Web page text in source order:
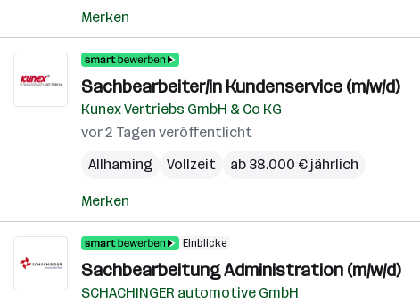
Merken
Sachbearbeiter/in Kundenservice (m/w/d)
Kunex Vertriebs GmbH & Co KG
vor 2 Tagen veröffentlicht
Allhaming
Vollzeit ab 38.000 € jährlich
Merken
Einblicke
Sachbearbeitung Administration (m/w/d)
SCHACHINGER automotive GmbH